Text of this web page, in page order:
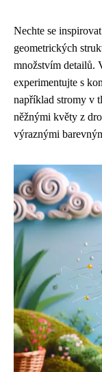
Nechte se
geometrických
množstvím detailů.
experimentujte s
například stromy v
něžnými květy z
výraznými